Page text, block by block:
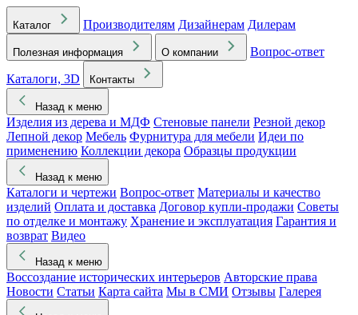
Каталог Производителям Дизайнерам Дилерам
Полезная информация О компании
Вопрос-ответ
Каталоги, 3D
Контакты
Назад к меню
Изделия из дерева и МДФ Стеновые панели Резной декор
Лепной декор Мебель Фурнитура для мебели Идеи по
применению Коллекции декора Образцы продукции
Назад к меню
Каталоги и чертежи Вопрос-ответ Материалы и качество
изделий Оплата и доставка Договор купли-продажи Советы
по отделке и монтажу Хранение и эксплуатация Гарантия и
возврат Видео
Назад к меню
Воссоздание исторических интерьеров Авторские права
Новости Статьи Карта сайта Мы в СМИ Отзывы Галерея